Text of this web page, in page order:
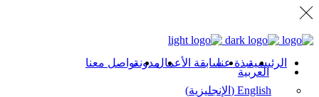
الرئيسيةنبذة عناسابقة الأعمالمدونةتواصل معنا
العربية
English
( الإنجليزية)